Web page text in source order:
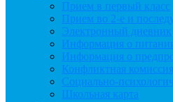
Прием в первый класс
Прием во 2-е и
Электронный дневник
Информация о
Информация о
Конфликтная комиссия
Социально-
Школьная карта